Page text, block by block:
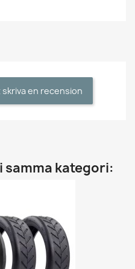
en recension
samma kategori: